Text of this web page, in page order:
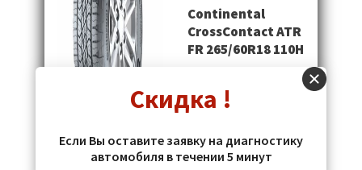
Continental
CrossContact ATR
FR 265/60R18 110H
793 MDL
Скидка !
Если Вы оставите заявку на диагностику
автомобиля в течении 5 минут